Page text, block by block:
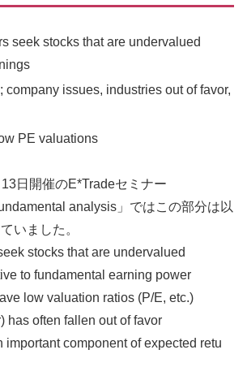
seek stocks that are undervalued
company issues, industries out of favor,
PE valuations
日開催のE*Tradeセミナー
analysis」ではこの部分は以
いました。
stocks that are undervalued
to fundamental earning power
low valuation ratios (P/E, etc.)
has often fallen out of favor
important component of expected retu